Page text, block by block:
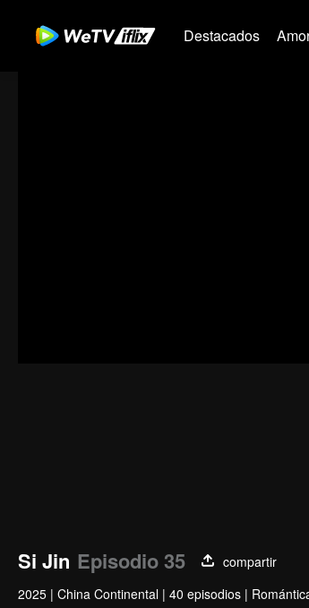
Destacados
Si Jin Episodio 35
compartir
2025 | China Continental | 40 episodios |